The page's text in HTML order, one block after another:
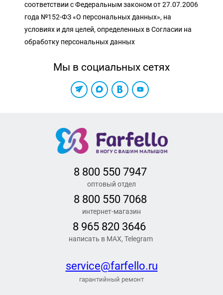
соответствии с Федеральным законом от 27.07.2006
года №152-ФЗ «О персональных данных», на
условиях и для целей, определенных в Согласии на
обработку персональных данных
Мы в социальных сетях
8 800 550 7947
оптовый отдел
8 800 550 7068
интернет-магазин
8 965 820 3646
написать в MAX, Telegram
service@farfello.ru
гарантийный ремонт